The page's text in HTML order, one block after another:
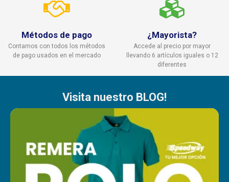
Métodos de pago
Contamos con todos los métodos
de pago usados en el mercado
¿Mayorista?
Accede al precio por mayor
llevando 6 artículos iguales o 12
diferentes
Visita nuestro BLOG!